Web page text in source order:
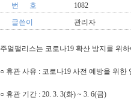
번 호
1082
글쓴이
관리자
주얼팰리스는 코로나19 확산 방지를 위
○ 휴관 사유 : 코로나19 사전 예방을 위한
○ 휴관 기간 : 20. 3. 3(화) ~ 3. 6(금)